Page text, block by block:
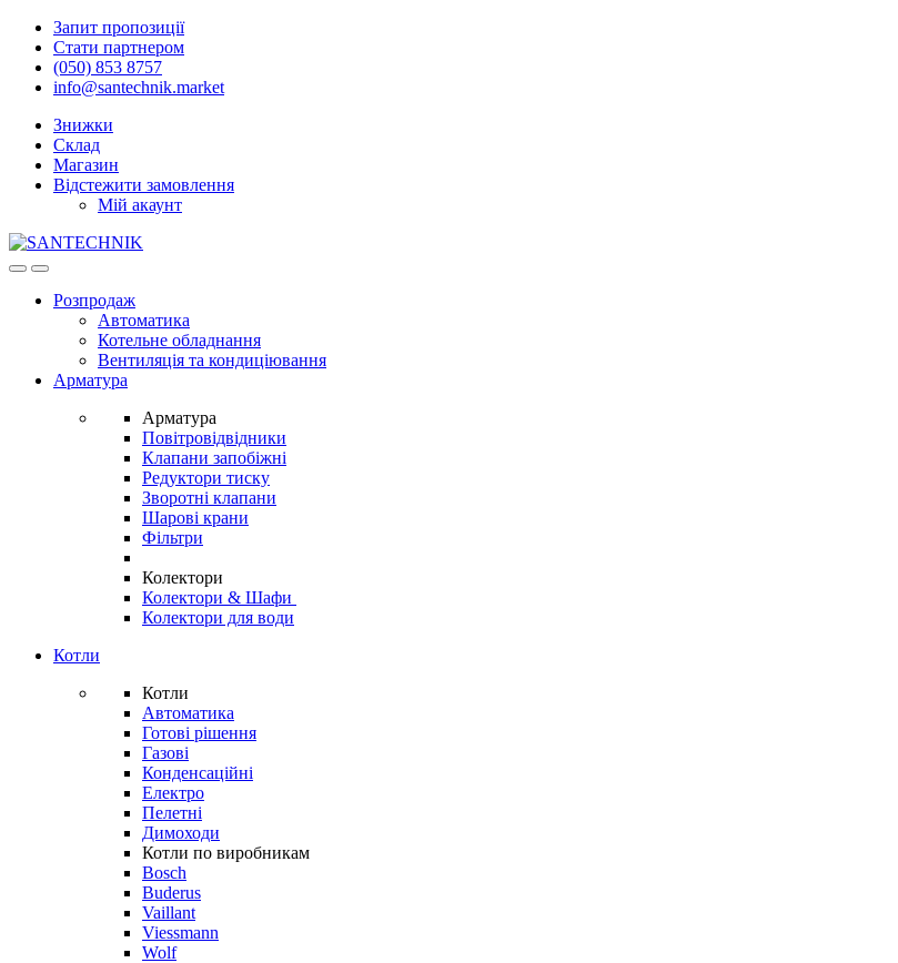
Skip
navigation
Skip
content
Запит пропозиції
Стати партнером
(050) 853 8757
info@santechnik.market
Знижки
Склад
Магазин
Відстежити замовлення
Мій акаунт
OpenClose
Розпродаж
Автоматика
Котельне обладнання
Вентиляція та кондиціювання
Арматура
Арматура
Повітровідвідники
Клапани запобіжні
Редуктори тиску
Зворотні клапани
Шарові крани
Фільтри
Колектори
Колектори & Шафи
Колектори для води
Котли
Котли
Автоматика
Готові рішення
Газові
Конденсаційні
Електро
Пелетні
Димоходи
Котли по виробникам
Bosch
Buderus
Vaillant
Viessmann
Wolf